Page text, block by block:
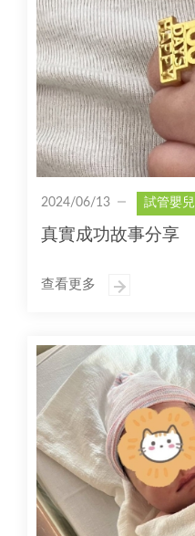
2024/06/13 試管嬰兒
真實成功故事分享
查看更多